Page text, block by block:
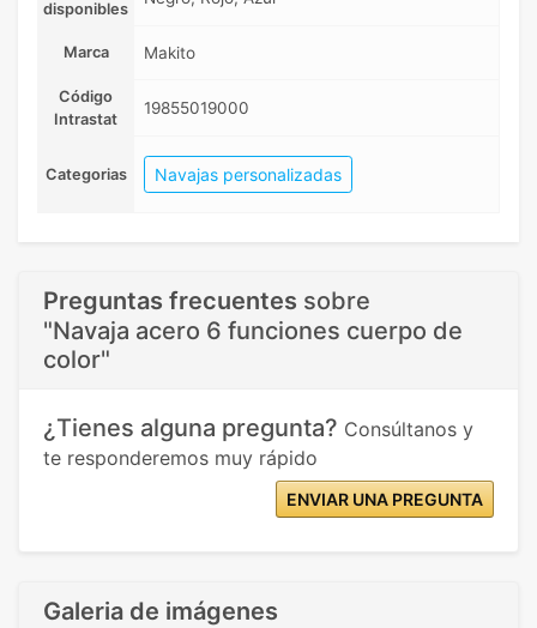
disponibles
Marca Makito
Código
Intrastat
19855019000
Categorias Navajas personalizadas
Preguntas frecuentes sobre
"Navaja acero 6 funciones cuerpo de
color"
¿Tienes alguna pregunta? Consúltanos y
te responderemos muy rápido
ENVIAR UNA PREGUNTA
Galeria de imágenes